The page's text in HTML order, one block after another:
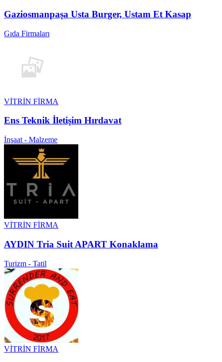
Gaziosmanpaşa Usta Burger, Ustam Et Kasap
Gıda Firmaları
VİTRİN FİRMA
Ens Teknik İletişim Hırdavat
İnşaat - Malzeme
VİTRİN FİRMA
AYDIN Tria Suit APART Konaklama
Turizm - Tatil
VİTRİN FİRMA